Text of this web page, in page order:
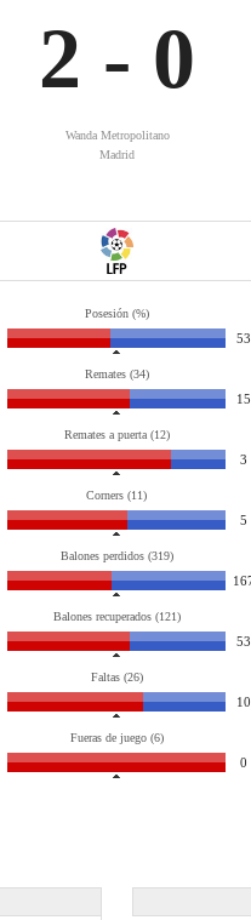
2 - 0
Wanda Metropolitano
Madrid
Posesión (%)
53
Remates (34)
15
Remates a puerta (12)
3
Corners (11)
5
Balones perdidos (319)
Balones recuperados (121)
53
Faltas (26)
10
Fueras de juego (6)
0